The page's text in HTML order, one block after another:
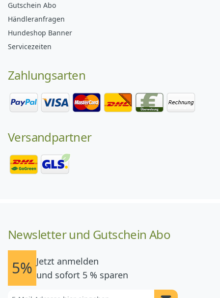
Gutschein Abo
Händleranfragen
Hundeshop Banner
Servicezeiten
Zahlungsarten
Versandpartner
Newsletter und Gutschein Abo
5% Jetzt anmelden
und sofort 5 % sparen